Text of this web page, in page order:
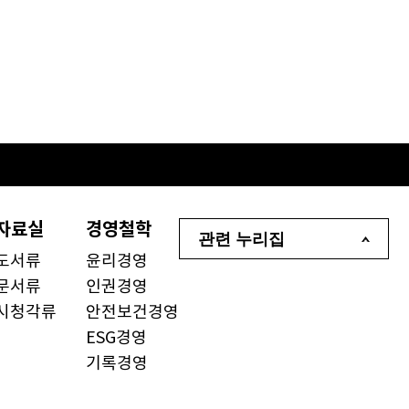
료실
서류
서류
청각류
경영철학
윤리경영
인권경영
안전보건경영
ESG경영
기록경영
관련 누리집